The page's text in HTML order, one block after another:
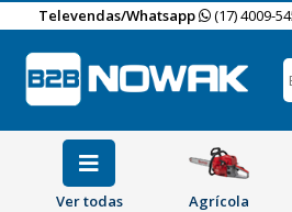
Televendas/Whatsapp (17) 4009-
Ver todas Agrícola